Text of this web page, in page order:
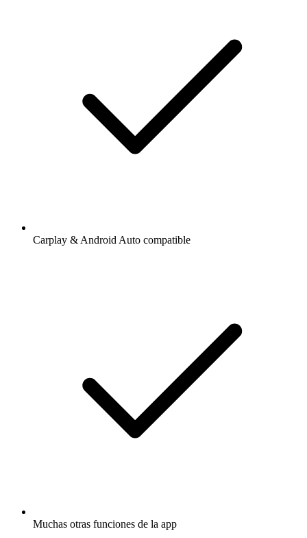
Carplay & Android Auto compatible
Muchas otras funciones de la app